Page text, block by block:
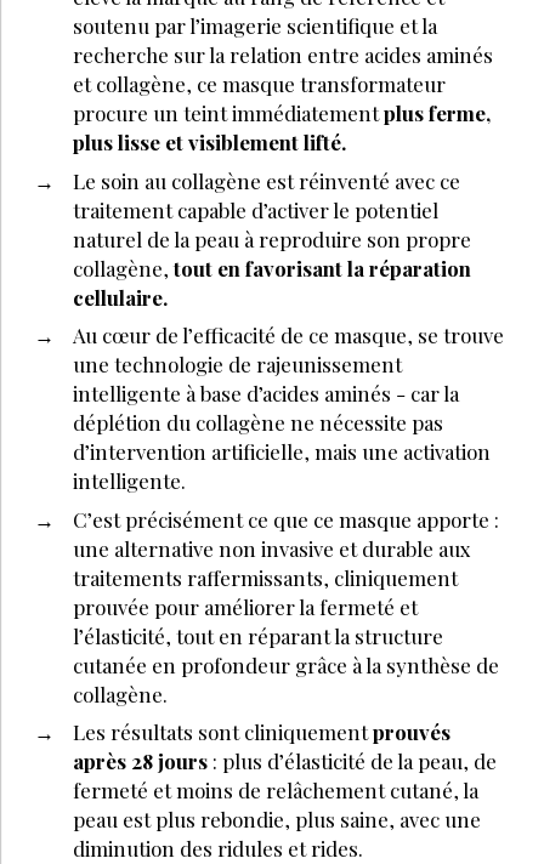
soutenu par l’imagerie scientifique et la
recherche sur la relation entre acides aminés
et collagène, ce masque transformateur
procure un teint immédiatementplus ferme,
plus lisse et visiblement lifté.
Le soin au collagène est réinventé avec ce
traitement capable d’activer le potentiel
naturel de la peau à reproduire son propre
collagène,tout en favorisant la réparation
cellulaire.
Au cœur de l’efficacité de ce masque, se trouve
une technologie de rajeunissement
intelligente à base d’acides aminés - car la
déplétion du collagène ne nécessite pas
d’intervention artificielle, mais une activation
intelligente.
C’est précisément ce que ce masque apporte :
une alternative non invasive et durable aux
traitements raffermissants, cliniquement
prouvée pour améliorer la fermeté et
l’élasticité, tout en réparant la structure
cutanée en profondeur grâce à la synthèse de
collagène.
Les résultats sont cliniquementprouvés
après 28 jours : plus d’élasticité de la peau, de
fermeté et moins de relâchement cutané, la
peau est plus rebondie, plus saine, avec une
diminution des ridules et rides.